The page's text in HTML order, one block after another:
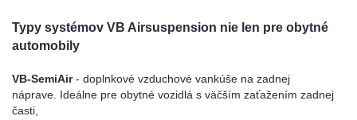
Typy systémov VB Airsuspension nie len pre obytné
automobily
VB-SemiAir- doplnkové vzduchové vankúše na zadnej
náprave. Ideálne pre obytné vozidlá s väčším zaťažením zadnej
časti,